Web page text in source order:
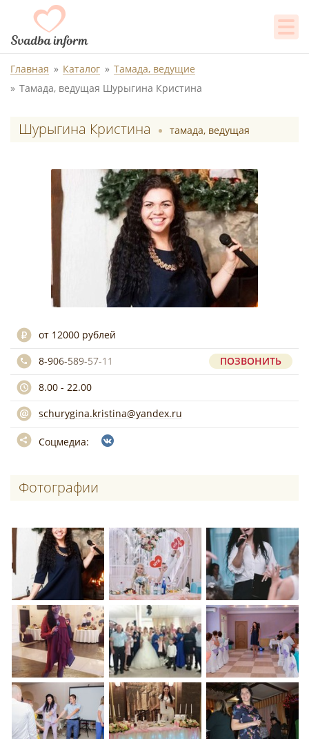
Главная Каталог
Тамада, ведущие
Тамада, ведущая Шурыгина Кристина
Шурыгина Кристина тамада, ведущая
от 12000 рублей
8-906-589-57-11
ПОЗВОНИТЬ
8.00 - 22.00
schurygina.kristina@yandex.ru
Соцмедиа:
Фотографии